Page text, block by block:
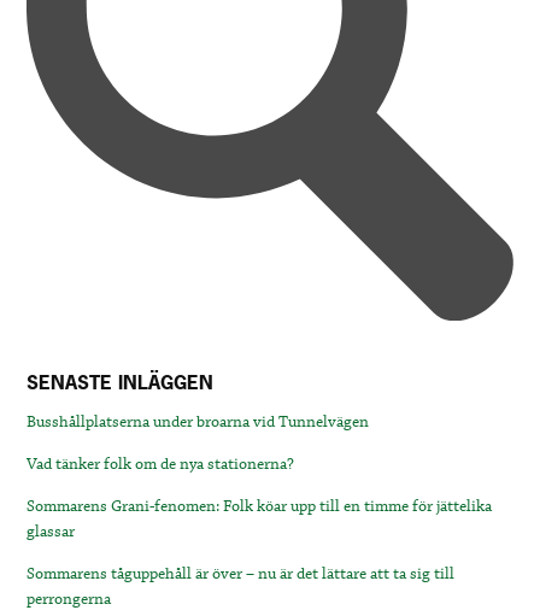
SENASTE INLÄGGEN
Busshållplatserna under broarna vid Tunnelvägen
Vad tänker folk om de nya stationerna?
Sommarens Grani-fenomen: Folk köar upp till en timme för jättelika
glassar
Sommarens tåguppehåll är över – nu är det lättare att ta sig till
perrongerna